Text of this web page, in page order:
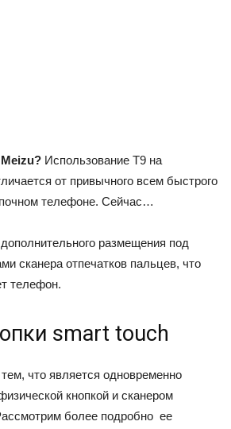
Использование T9 на
от привычного всем быстрого
телефоне. Сейчас…
размещения под
сканера отпечатков пальцев, что
телефон.
smart touch
что является одновременно
кнопкой и сканером
более подробно ее